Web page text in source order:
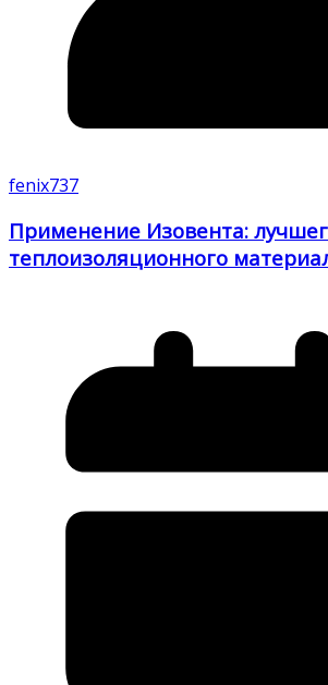
fenix737
Применение Изовента:
теплоизоляционного